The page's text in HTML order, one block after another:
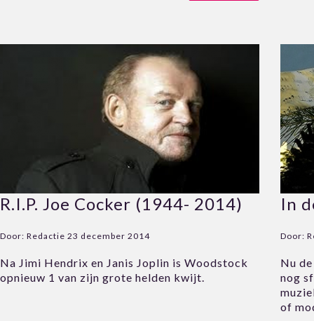
R.I.P. Joe Cocker (1944- 2014)
Door: Redactie 23 december 2014
Na Jimi Hendrix en Janis Joplin is Woodstock
opnieuw 1 van zijn grote helden kwijt.
In
Door:
Nu
nog
of